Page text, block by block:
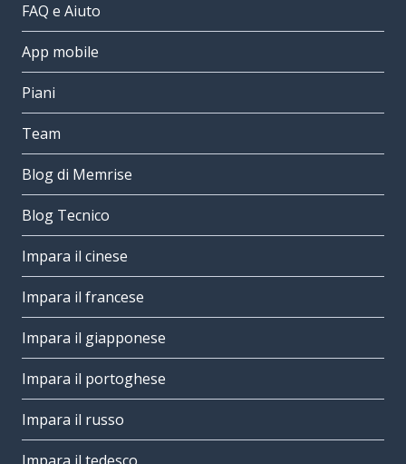
FAQ e Aiuto
App mobile
Piani
Team
Blog di Memrise
Blog Tecnico
Impara il cinese
Impara il francese
Impara il giapponese
Impara il portoghese
Impara il russo